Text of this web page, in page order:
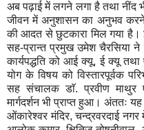
अब पढ़ाई में लगने लगा है तथा नींद
जीवन में अनुशासन का अनुभव
की आदत से छुटकारा मिल गया है।
सह-प्रान्त प्रमुख उमेश चैरसिया ने
कार्यपद्धति को आई क्यू, ई क्यू
योग के विषय को विस्तारपूर्वक
सह संचालक डाॅ. प्रवीण माथुर
मार्गदर्शन भी प्राप्त हुआ। अंततः
ओंकारेश्वर मंदिर, चन्द्रवरदाई नगर